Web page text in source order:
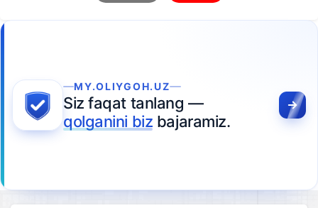
MY.OLIYGOH.UZ
Siz faqat tanlang —
qolganini biz bajaramiz.